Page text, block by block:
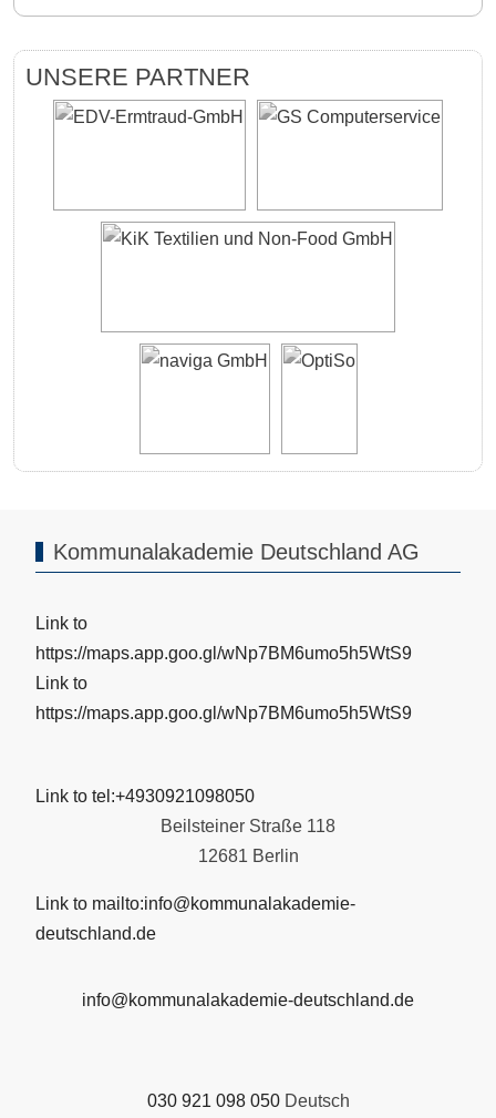
UNSERE PARTNER
Kommunalakademie Deutschland AG
Link to
https://maps.app.goo.gl/wNp7BM6umo5h5WtS9
Link to
https://maps.app.goo.gl/wNp7BM6umo5h5WtS9
Link to tel:+4930921098050
Beilsteiner Straße 118
12681 Berlin
Link to mailto:info@kommunalakademie-
deutschland.de
info@kommunalakademie-deutschland.de
030 921 098 050Deutsch